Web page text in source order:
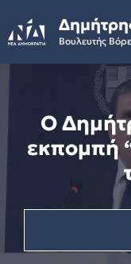
to
content
Βουλευτής
Ο
εκπομπή